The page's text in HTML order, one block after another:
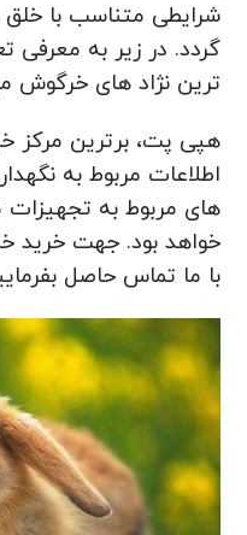
شرایطی متناسب با خلق
گردد. در زیر به معرفی
ترین نژاد های خرگوش
هپی پت، برترین مرکز
اطلاعات مربوط به
های مربوط به تجهیزات
خواهد بود. جهت خرید
با ما تماس حاصل